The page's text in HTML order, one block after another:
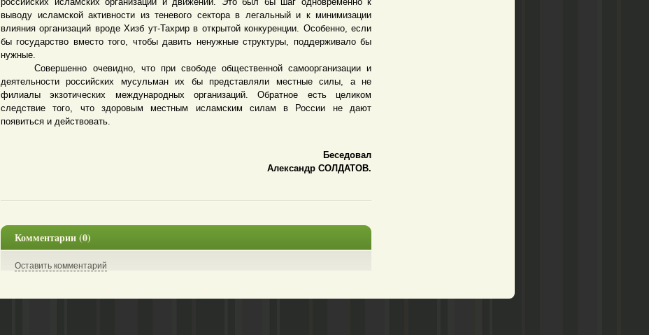
выводу исламской активности из теневого сектора в легальный и к минимизации
влияния организаций вроде Хизб ут-Тахрир в открытой конкуренции. Особенно, если
бы государство вместо того, чтобы давить ненужные структуры, поддерживало бы
нужные.
Совершенно очевидно, что при свободе общественной самоорганизации и
деятельности российских мусульман их бы представляли местные силы, а не
филиалы экзотических международных организаций. Обратное есть целиком
следствие того, что здоровым местным исламским силам в России не дают
появиться и действовать.
Беседовал
Александр СОЛДАТОВ.
Комментарии (0)
Оставить комментарий